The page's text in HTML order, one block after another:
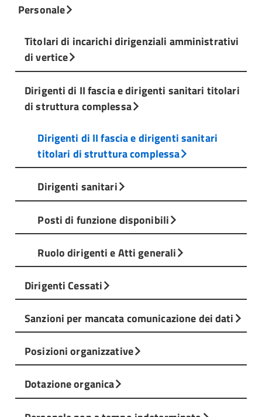
Personale
Titolari di incarichi dirigenziali amministrativi
di vertice
Dirigenti di II fascia e dirigenti sanitari titolari
di struttura complessa
Dirigenti di II fascia e dirigenti sanitari
titolari di struttura complessa
Dirigenti sanitari
Posti di funzione disponibili
Ruolo dirigenti e Atti generali
Dirigenti Cessati
Sanzioni per mancata comunicazione dei dati
Posizioni organizzative
Dotazione organica